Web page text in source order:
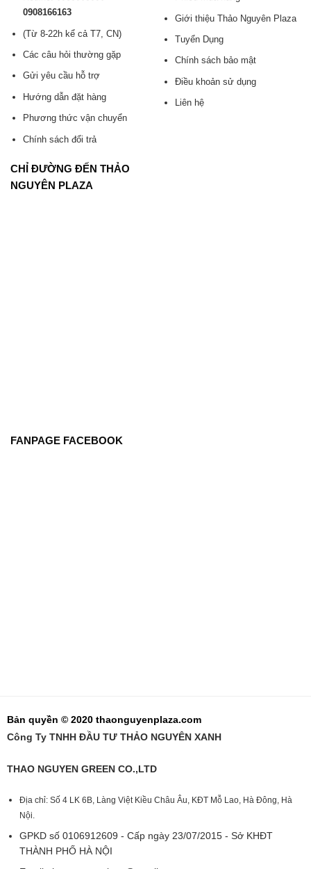
0908166163
(Từ 8-22h kể cả T7, CN)
Các câu hỏi thường gặp
Gửi yêu cầu hỗ trợ
Hướng dẫn đặt hàng
Phương thức vận chuyển
Chính sách đổi trả
Giới thiệu Thảo Nguyên Plaza
Tuyển Dụng
Chính sách bảo mật
Điều khoản sử dụng
Liên hệ
CHỈ ĐƯỜNG ĐẾN THẢO
NGUYÊN PLAZA
FANPAGE FACEBOOK
Bản quyền © 2020 thaonguyenplaza.com
Công Ty TNHH ĐẦU TƯ THẢO NGUYÊN XANH
THAO NGUYEN GREEN CO.,LTD
Địa chỉ: Số 4 LK 6B, Làng Việt Kiều Châu Âu, KĐT Mỗ Lao, Hà Đông, Hà
Nội.
GPKD số 0106912609 - Cấp ngày 23/07/2015 - Sở KHĐT
THÀNH PHỐ HÀ NỘI